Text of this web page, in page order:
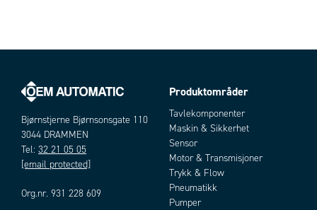
Bjørnstjerne Bjørnsonsgate 110
3044 DRAMMEN
Tel: 32 21 05 05
[email protected]
Org.nr. 931 228 609
Produktområder
Tavlekomponenter
Maskin & Sikkerhet
Sensor
Motor & Transmisjoner
Trykk & Flow
Pneumatikk
Pumper